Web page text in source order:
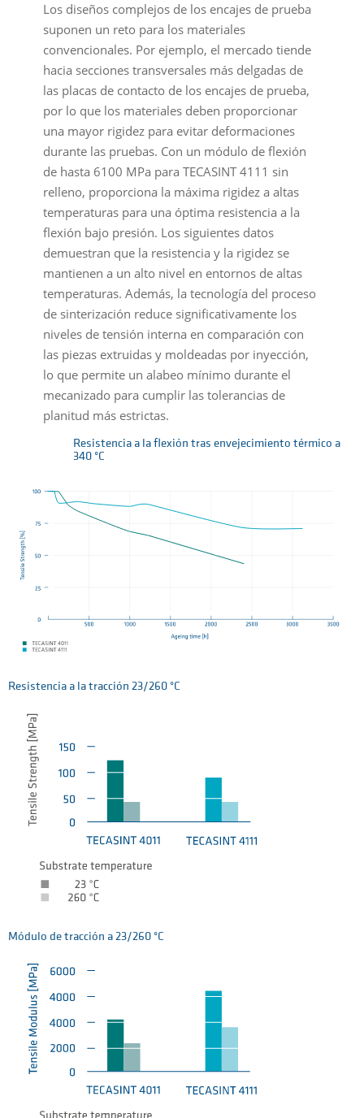
Los diseños complejos de los encajes de prueba
suponen un reto para los materiales
convencionales. Por ejemplo, el mercado tiende
hacia secciones transversales más delgadas de
las placas de contacto de los encajes de prueba,
por lo que los materiales deben proporcionar
una mayor rigidez para evitar deformaciones
durante las pruebas. Con un módulo de flexión
de hasta 6100 MPa para TECASINT 4111 sin
relleno, proporciona la máxima rigidez a altas
temperaturas para una óptima resistencia a la
flexión bajo presión. Los siguientes datos
demuestran que la resistencia y la rigidez se
mantienen a un alto nivel en entornos de altas
temperaturas. Además, la tecnología del proceso
de sinterización reduce significativamente los
niveles de tensión interna en comparación con
las piezas extruidas y moldeadas por inyección,
lo que permite un alabeo mínimo durante el
mecanizado para cumplir las tolerancias de
planitud más estrictas.
Resistencia a la flexión tras envejecimiento térmico a
340 °C
Resistencia a la tracción 23/260 °C
Módulo de tracción a 23/260 °C